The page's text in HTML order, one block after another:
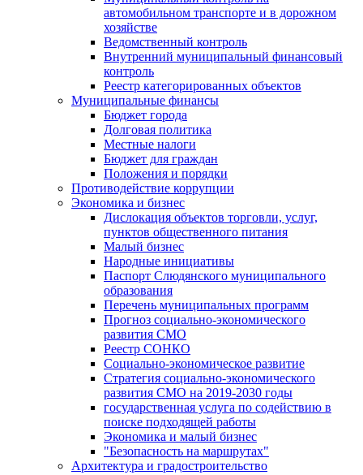
автомобильном транспорте и в дорожном
хозяйстве
Ведомственный контроль
Внутренний муниципальный финансовый
контроль
Реестр категорированных объектов
Муниципальные финансы
Бюджет города
Долговая политика
Местные налоги
Бюджет для граждан
Положения и порядки
Противодействие коррупции
Экономика и бизнес
Дислокация объектов торговли, услуг,
пунктов общественного питания
Малый бизнес
Народные инициативы
Паспорт Слюдянского муниципального
образования
Перечень муниципальных программ
Прогноз социально-экономического
развития СМО
Реестр СОНКО
Социально-экономическое развитие
Стратегия социально-экономического
развития СМО на 2019-2030 годы
государственная услуга по содействию в
поиске подходящей работы
Экономика и малый бизнес
"Безопасность на маршрутах"
Архитектура и градостроительство